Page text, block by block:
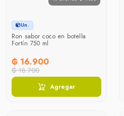
Un.
Ron sabor coco en botella
Fortín 750 ml
₲ 16.900
₲ 18.700
Agregar